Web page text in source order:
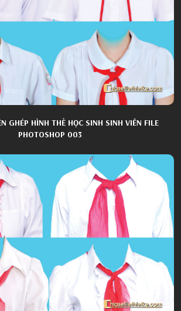
GHÉP HÌNH THẺ HỌC SINH SINH VIÊN FILE
PHOTOSHOP 003